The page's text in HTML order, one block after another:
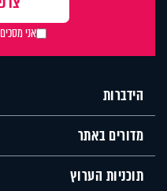
אני מסכים
הידברות
מדורים באתר
תוכניות הערוץ